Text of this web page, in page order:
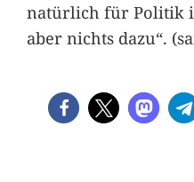
natürlich für Politik
aber nichts dazu“.